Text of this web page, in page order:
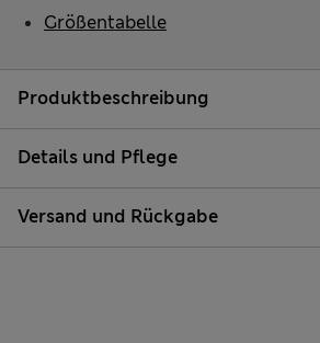
Produktbeschreibung
Details und Pflege
Versand und Rückgabe
Größentabelle